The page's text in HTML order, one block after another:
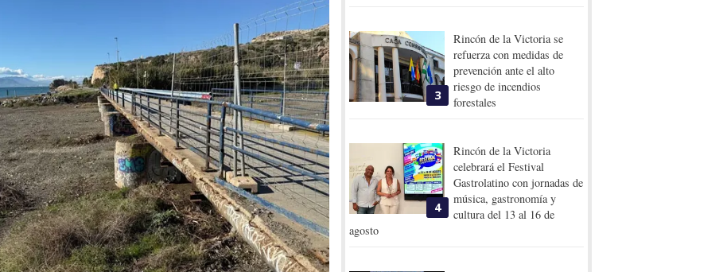
3
Rincón de la Victoria se
refuerza con medidas de
prevención ante el alto
riesgo de incendios
forestales
4
Rincón de la Victoria
celebrará el Festival
Gastrolatino con jornadas de
música, gastronomía y
cultura del 13 al 16 de
agosto